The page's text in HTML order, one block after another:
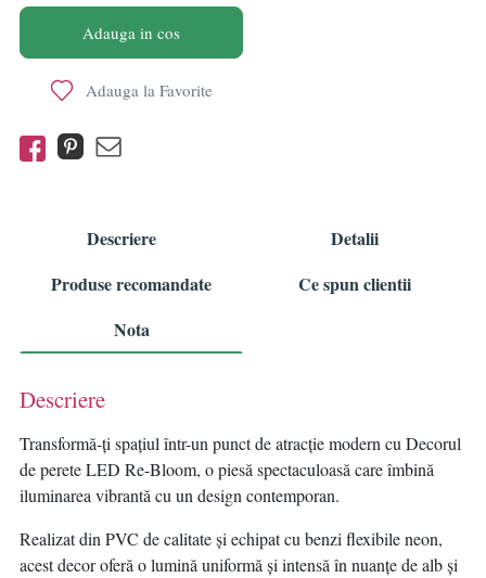
Adauga in cos
Adauga la Favorite
Descriere
Detalii
Produse recomandate
Ce spun clientii
Nota
Descriere
Transformă-ți spațiul într-un punct de atracție modern cu Decorul
de perete LED Re-Bloom, o piesă spectaculoasă care îmbină
iluminarea vibrantă cu un design contemporan.
Realizat din PVC de calitate și echipat cu benzi flexibile neon,
acest decor oferă o lumină uniformă și intensă în nuanțe de alb și